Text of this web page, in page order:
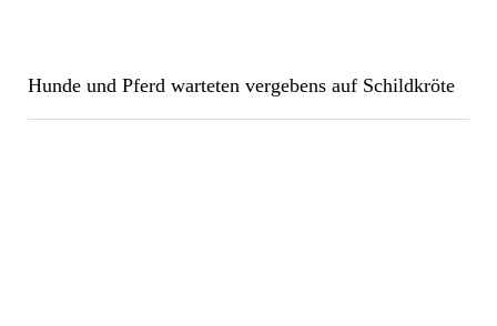
Hunde und Pferd warteten vergebens auf Schildkröte